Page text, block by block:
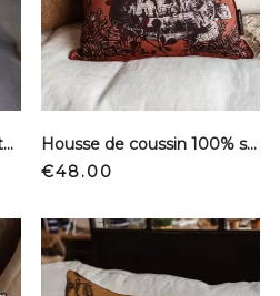
Plaid en laine et lin - Montana
Housse de coussin 100% soie - Tortue
Price
€48.00